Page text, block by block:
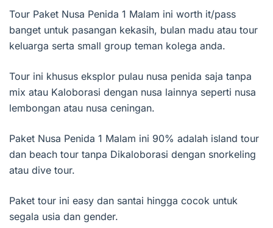
Tour Paket Nusa Penida 1 Malam ini worth it/pass
banget untuk pasangan kekasih, bulan madu atau tour
keluarga serta small group teman kolega anda.
Tour ini khusus eksplor pulau nusa penida saja tanpa
mix atau Kaloborasi dengan nusa lainnya seperti nusa
lembongan atau nusa ceningan.
Paket Nusa Penida 1 Malam ini 90% adalah island tour
dan beach tour tanpa Dikaloborasi dengan snorkeling
atau dive tour.
Paket tour ini easy dan santai hingga cocok untuk
segala usia dan gender.